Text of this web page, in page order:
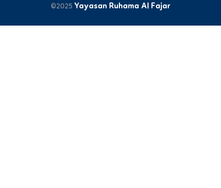
©2025 Yayasan Ruhama Al Fajar